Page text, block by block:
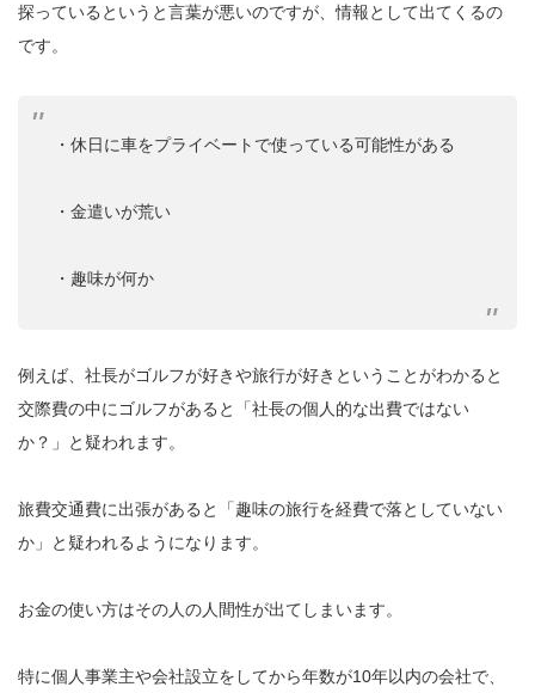
探っているというと言葉が悪いのですが、情報として出てくるの
です。
・休日に車をプライベートで使っている可能性がある
・金遣いが荒い
・趣味が何か
例えば、社長がゴルフが好きや旅行が好きということがわかると
交際費の中にゴルフがあると「社長の個人的な出費ではない
か？」と疑われます。
旅費交通費に出張があると「趣味の旅行を経費で落としていない
か」と疑われるようになります。
お金の使い方はその人の人間性が出てしまいます。
特に個人事業主や会社設立をしてから年数が10年以内の会社で、